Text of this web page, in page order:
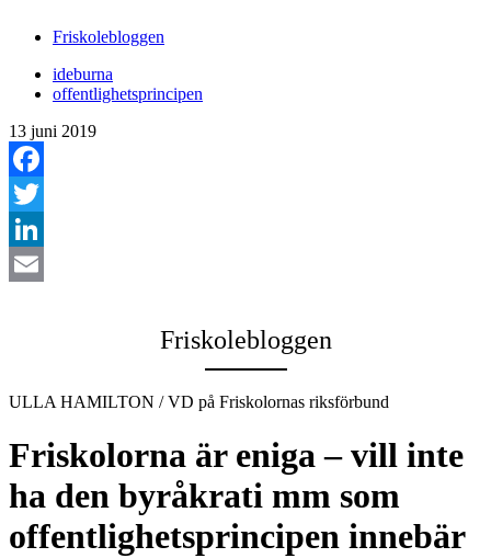
Friskolebloggen
ideburna
offentlighetsprincipen
13 juni 2019
Facebook
Twitter
LinkedIn
Friskolebloggen
ULLA HAMILTON / VD på Friskolornas riksförbund
Friskolorna är eniga – vill inte
ha den byråkrati mm som
offentlighetsprincipen innebär